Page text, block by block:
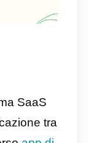
la posta
i clienti e